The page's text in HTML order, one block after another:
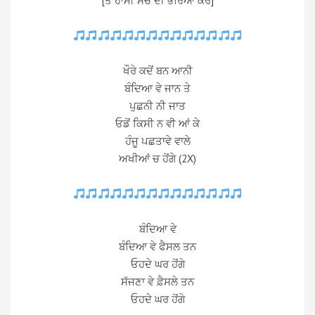
ਖੌਰੇ ਕਦੋਂ ਬਨ ਆਨੀ
ਬੰਦਿਆ ਵੇ ਜਾਨ ਤੇ
ਪੁਛਨੀ ਨੀ ਜਾਤ
ਓਡੋਂ ਕਿਸੀ ਨ ਵੀ ਆਂ ਕੇ
ਹੰਜੂ ਪਛਤਾਵੇ ਵਾਲੇ
ਅਖੀਆਂ ਚ ਹੋਂਗੇ (2X)
ਬੰਦਿਆ ਵੇ
ਬੰਦਿਆ ਵੇ ਫੈਸਲ ਤਨ
ਓਹਦੇ ਘਰ ਹੋਂਗੇ
ਸੱਜਣਾ ਵੇ ਫ਼ੈਸਲੇ ਤਨ
ਓਹਦੇ ਘਰ ਹੋਂਗੇ